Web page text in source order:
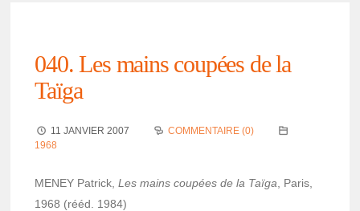
040. Les mains coupées de la
Taïga
11 JANVIER 2007
COMMENTAIRE (0)
1968
MENEY Patrick,Les mains coupées de la Taïga , Paris,
1968 (rééd. 1984)